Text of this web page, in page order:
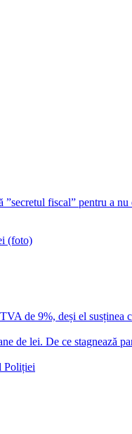
fiscal” pentru a
(foto)
de 9%, deși el susținea
de lei. De ce stagnează
Poliției